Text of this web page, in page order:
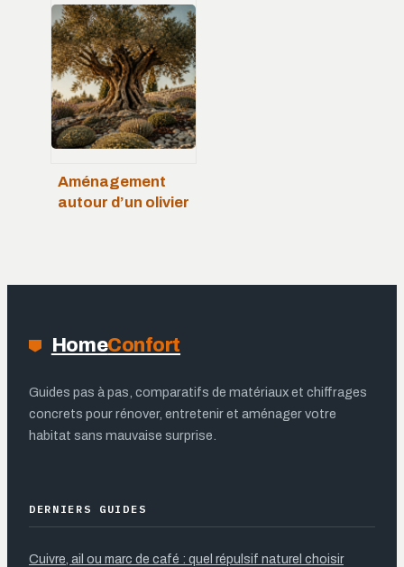
4 types de plantes
pour éviter le
basculement et le
dessèchement
Aménagement
autour d’un olivier
jardin
HomeConfort
Guides pas à pas, comparatifs de matériaux et chiffrages
concrets pour rénover, entretenir et aménager votre
habitat sans mauvaise surprise.
DERNIERS GUIDES
Cuivre, ail ou marc de café : quel répulsif naturel choisir